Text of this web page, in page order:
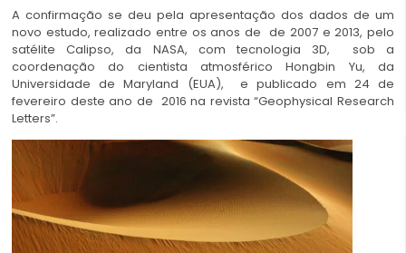
A confirmação se deu pela apresentação dos dados de um
novo estudo, realizado entre os anos de de 2007 e 2013, pelo
satélite Calipso, da NASA, com tecnologia 3D, sob a
coordenação do cientista atmosférico Hongbin Yu, da
Universidade de Maryland (EUA), e publicado em 24 de
fevereiro deste ano de 2016 na revista “Geophysical Research
Letters”.